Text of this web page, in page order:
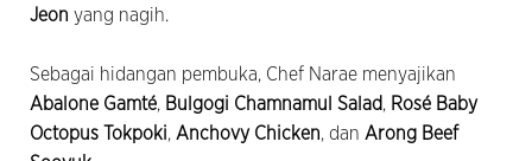
Jeon yang nagih.
Sebagai hidangan pembuka, Chef Narae menyajikan
Abalone Gamté, Bulgogi Chamnamul Salad, Rosé Baby
Octopus Tokpoki, Anchovy Chicken, dan Arong Beef